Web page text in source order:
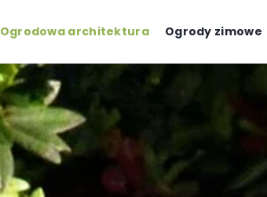
Ogrodowa architektura Ogrody zimowe